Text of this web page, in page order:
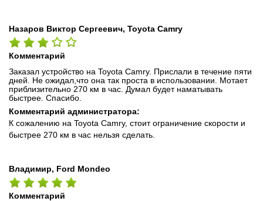
Назаров Виктор Сергеевич, Toyota Camry
Комментарий
Заказал устройство на Toyota Camry. Прислали в течение пяти
дней. Не ожидал,что она так проста в использовании. Мотает
приблизительно 270 км в час. Думал будет наматывать
быстрее. Спасибо.
Комментарий администратора:
К сожалению на Toyota Camry, стоит ограничение скорости и
быстрее 270 км в час нельзя сделать.
Владимир, Ford Mondeo
Комментарий